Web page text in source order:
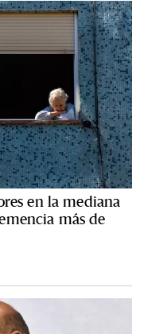
en la mediana
más de